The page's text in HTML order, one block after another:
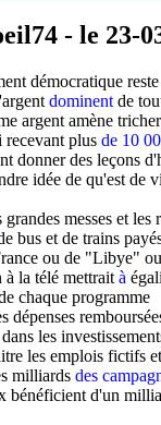
- le 23-
démocratique
dominent de
argent amène
recevant plus de 10
donner des leçons d'
idée de qu'est de
messes et les
bus et de trains
ou de "Libye"
à la télé mettrait à
chaque programme
dépenses
les
les emplois fictifs
milliards des
bénéficient d'un